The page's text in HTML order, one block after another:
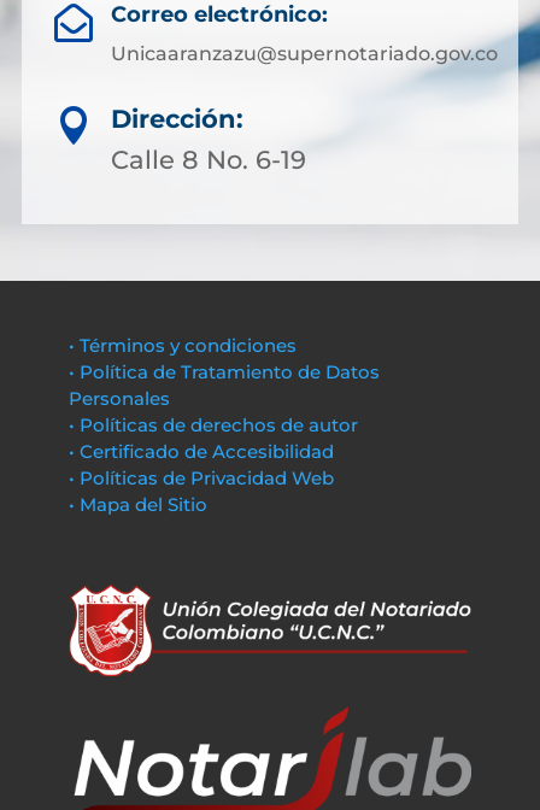
 Correo electrónico:
Unicaaranzazu@supernotariado.gov.co

Dirección:
Calle 8 No. 6-19
• Términos y condiciones
• Política de Tratamiento de Datos
Personales
• Políticas de derechos de autor
• Certificado de Accesibilidad
• Políticas de Privacidad Web
• Mapa del Sitio